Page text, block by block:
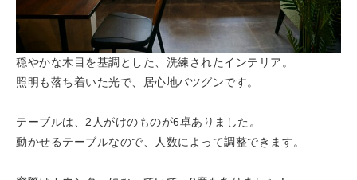
穏やかな木目を基調とした、洗練されたインテリア。
照明も落ち着いた光で、居心地バツグンです。
テーブルは、2人がけのものが6卓ありました。
動かせるテーブルなので、人数によって調整できます。